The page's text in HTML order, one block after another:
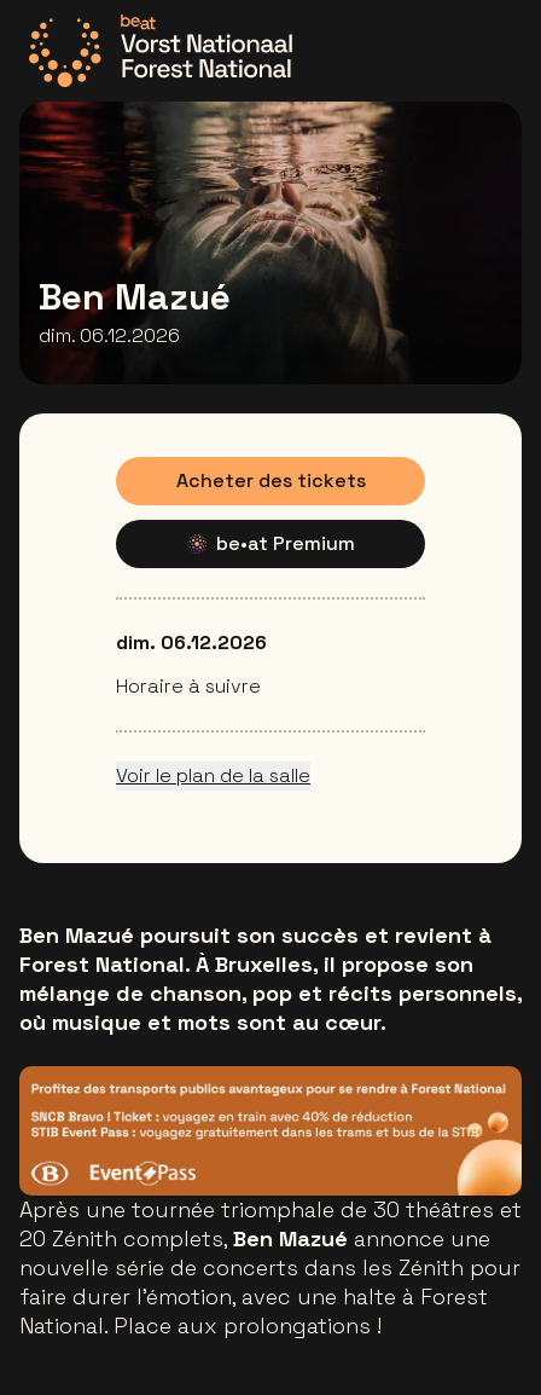
Allez à la page d'accueil
Ben Mazué
dim. 06.12.2026
Ben Mazué poursuit son succès et revient à
Forest National. À Bruxelles, il propose son
mélange de chanson, pop et récits personnels,
où musique et mots sont au cœur.
Après une tournée triomphale de 30 théâtres et
20 Zénith complets, Ben Mazué annonce une
nouvelle série de concerts dans les Zénith pour
faire durer l’émotion, avec une halte à Forest
National. Place aux prolongations !
Acheter des tickets
be•at Premium
dim. 06.12.2026
Horaire à suivre
Voir le plan de la salle